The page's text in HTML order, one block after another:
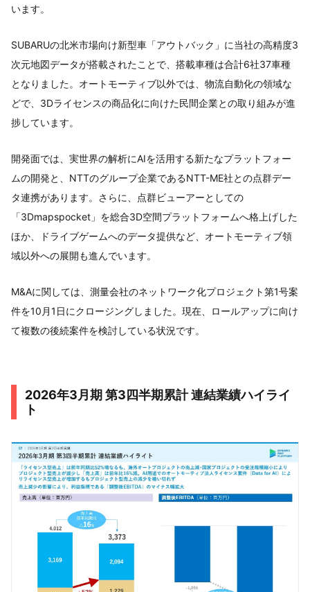
います。
SUBARUの北米市場向け新型車「アウトバック」に当社の高精度3
次元地図データが搭載されたことで、搭載車種は合計6社37車種
となりました。オートモーティブ以外では、物流自動化の領域な
どで、3Dライセンスの商品化に向けた民間企業との取り組みが進
捗しています。
開発面では、実世界の解析にAIを活用する新たなプラットフォー
ムの開発と、NTTのグループ企業であるNTT-ME社との点群デー
タ連携があります。さらに、点群ビューアーとしての
「3Dmapspocket」を総合3D空間プラットフォームへ格上げした
ほか、ドライブゲームへのデータ提供など、オートモーティブ領
域以外への展開も進んでいます。
M&Aに関しては、測量会社のネットワーク化プロジェクト第1号案
件を10月1日にクロージングしました。現在、ロールアップに向け
て複数の後続案件を検討している状況です。
2026年3月期 第3四半期累計 連結業績ハイライ
ト